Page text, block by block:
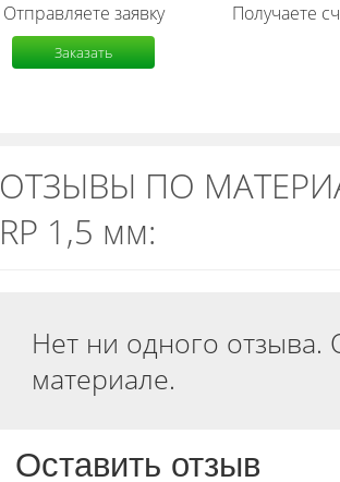
Отправляете заявку
Заказать
расчет
Получаете
ОТЗЫВЫ ПО
RP 1,5 мм:
Нет ни одного отзыва.
материале.
Оставить отзыв